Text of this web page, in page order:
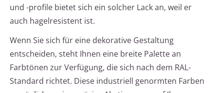
und -profile bietet sich ein solcher Lack an, weil er
auch hagelresistent ist.
Wenn Sie sich für eine dekorative Gestaltung
entscheiden, steht Ihnen eine breite Palette an
Farbtönen zur Verfügung, die sich nach dem RAL-
Standard richtet. Diese industriell genormten Farben